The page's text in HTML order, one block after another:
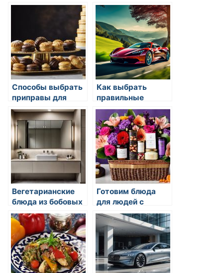
для ужина
для ужина
Способы выбрать
приправы для
пасты
Как выбрать
правильные
напитки для еды
Вегетарианские
блюда из бобовых
Готовим блюда
для людей с
аллергиями